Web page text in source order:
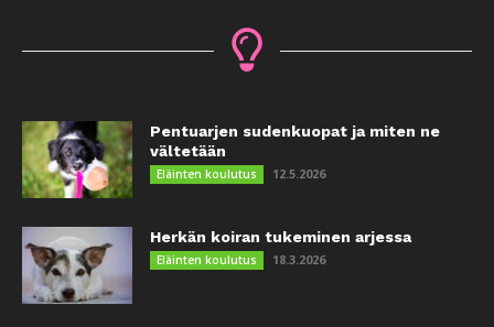
Pentuarjen sudenkuopat ja miten ne
vältetään
Eläinten koulutus 12.5.2026
Herkän koiran tukeminen arjessa
Eläinten koulutus 18.3.2026